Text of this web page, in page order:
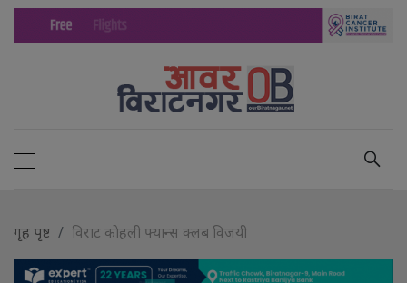
गृह पृष्ट विराट काेहली फ्यान्स क्लब विजयी